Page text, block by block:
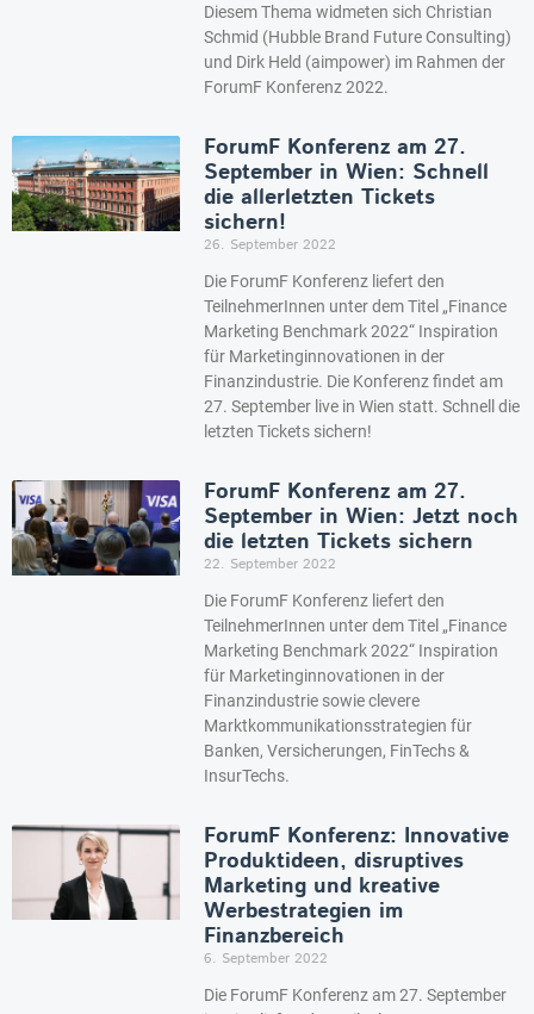
Diesem Thema widmeten sich Christian
Schmid (Hubble Brand Future Consulting)
und Dirk Held (aimpower) im Rahmen der
ForumF Konferenz 2022.
ForumF Konferenz am 27.
September in Wien: Schnell
die allerletzten Tickets
sichern!
26. September 2022
Die ForumF Konferenz liefert den
TeilnehmerInnen unter dem Titel „Finance
Marketing Benchmark 2022“ Inspiration
für Marketinginnovationen in der
Finanzindustrie. Die Konferenz findet am
27. September live in Wien statt. Schnell die
letzten Tickets sichern!
ForumF Konferenz am 27.
September in Wien: Jetzt noch
die letzten Tickets sichern
22. September 2022
Die ForumF Konferenz liefert den
TeilnehmerInnen unter dem Titel „Finance
Marketing Benchmark 2022“ Inspiration
für Marketinginnovationen in der
Finanzindustrie sowie clevere
Marktkommunikationsstrategien für
Banken, Versicherungen, FinTechs &
InsurTechs.
ForumF Konferenz: Innovative
Produktideen, disruptives
Marketing und kreative
Werbestrategien im
Finanzbereich
6. September 2022
Die ForumF Konferenz am 27. September